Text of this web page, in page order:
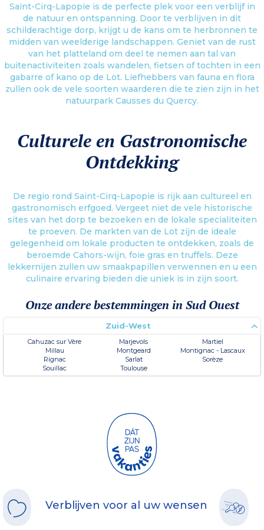
Saint-Cirq-Lapopie is de perfecte plek voor een verblijf in
de natuur en ontspanning. Door te verblijven in dit
schilderachtige dorp, krijgt u de kans om te herbronnen te
midden van weelderige landschappen. Geniet van de rust
van het platteland om deel te nemen aan tal van
buitenactiviteiten zoals wandelen, fietsen of tochten in een
gabarre of kano op de Lot. Liefhebbers van fauna en flora
zullen ook de vele soorten waarderen die te zien zijn in het
natuurpark Causses du Quercy.
Culturele en Gastronomische
Ontdekking
De regio rond Saint-Cirq-Lapopie is rijk aan cultureel en
gastronomisch erfgoed. Vergeet niet de vele historische
sites van het dorp te bezoeken en de lokale specialiteiten
te proeven. De markten van de Lot zijn de ideale
gelegenheid om lokale producten te ontdekken, zoals de
beroemde Cahors-wijn, foie gras en truffels. Deze
lekkernijen zullen uw smaakpapillen verwennen en u een
culinaire ervaring bieden die uniek is in zijn soort.
Onze andere bestemmingen in Sud Ouest
Zuid-West
Cahuzac sur Vère Marjevols
Martiel
Millau
Montgeard
Montignac - Lascaux
Rignac
Sarlat
Sorèze
Souillac
Toulouse
Verblijven voor al uw wensen